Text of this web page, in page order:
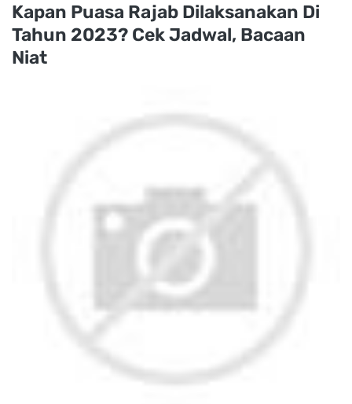
Kapan Puasa Rajab Dilaksanakan Di
Tahun 2023? Cek Jadwal, Bacaan
Niat